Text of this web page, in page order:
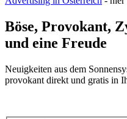
Böse, Provokant,
und eine Freude
Neuigkeiten aus dem
provokant direkt und gratis in